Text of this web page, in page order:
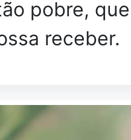
pobre,
receber.